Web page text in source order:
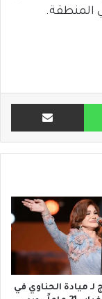
المنطقة.
واتساب مشاركة
ميادة الحناوي في